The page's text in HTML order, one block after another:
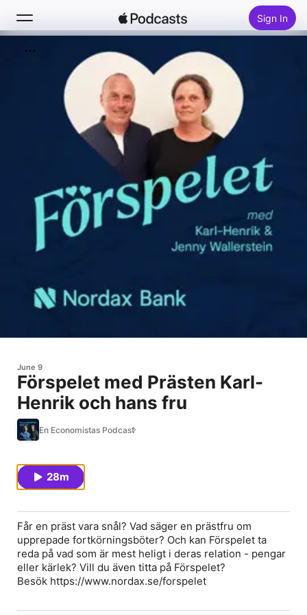
Sign In
Home
June 9
Förspelet med Prästen Karl-
Henrik och hans fru
En Economistas Podcast
28m
Får en präst vara snål? Vad säger en prästfru om
upprepade fortkörningsböter? Och kan Förspelet ta
reda på vad som är mest heligt i deras relation - pengar
eller kärlek? Vill du även titta på Förspelet?
Besök https://www.nordax.se/forspelet